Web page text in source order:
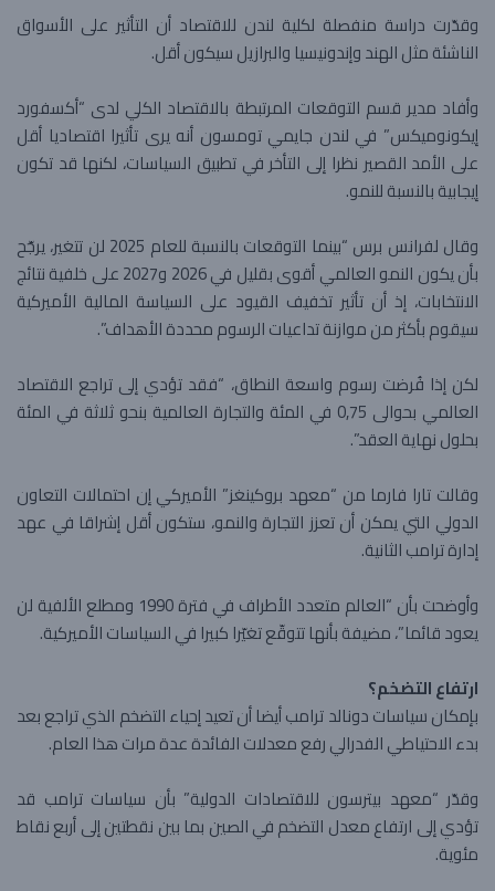
وقدّرت دراسة منفصلة لكلية لندن للاقتصاد أن التأثير على الأسواق
الناشئة مثل الهند وإندونيسيا والبرازيل سيكون أقل.
وأفاد مدير قسم التوقعات المرتبطة بالاقتصاد الكلي لدى “أكسفورد
إيكونوميكس” في لندن جايمي تومسون أنه يرى تأثيرا اقتصاديا أقل
على الأمد القصير نظرا إلى التأخر في تطبيق السياسات، لكنها قد تكون
إيجابية بالنسبة للنمو.
وقال لفرانس برس “بينما التوقعات بالنسبة للعام 2025 لن تتغير، يرجّح
بأن يكون النمو العالمي أقوى بقليل في 2026 و2027 على خلفية نتائج
الانتخابات، إذ أن تأثير تخفيف القيود على السياسة المالية الأميركية
سيقوم بأكثر من موازنة تداعيات الرسوم محددة الأهداف”.
لكن إذا فُرضت رسوم واسعة النطاق، “فقد تؤدي إلى تراجع الاقتصاد
العالمي بحوالى 0,75 في المئة والتجارة العالمية بنحو ثلاثة في المئة
بحلول نهاية العقد”.
وقالت تارا فارما من “معهد بروكينغز” الأميركي إن احتمالات التعاون
الدولي التي يمكن أن تعزز التجارة والنمو، ستكون أقل إشراقا في عهد
إدارة ترامب الثانية.
وأوضحت بأن “العالم متعدد الأطراف في فترة 1990 ومطلع الألفية لن
يعود قائما”، مضيفة بأنها تتوقّع تغيّرا كبيرا في السياسات الأميركية.
ارتفاع التضخم؟
بإمكان سياسات دونالد ترامب أيضا أن تعيد إحياء التضخم الذي تراجع بعد
بدء الاحتياطي الفدرالي رفع معدلات الفائدة عدة مرات هذا العام.
وقدّر “معهد بيترسون للاقتصادات الدولية” بأن سياسات ترامب قد
تؤدي إلى ارتفاع معدل التضخم في الصين بما بين نقطتين إلى أربع نقاط
مئوية.